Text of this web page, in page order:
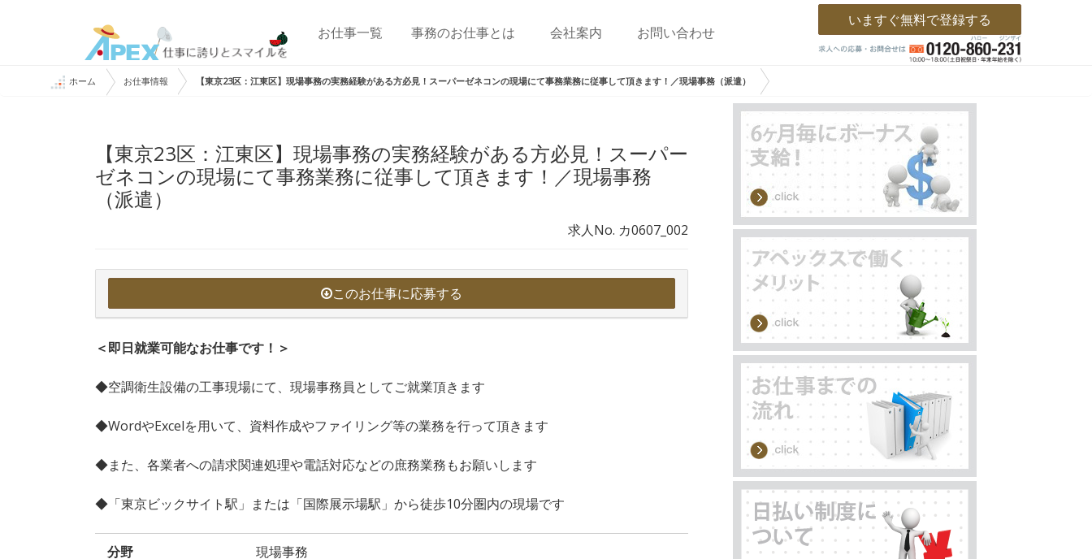
お仕事一覧 事務のお仕事とは 会社案内 お問い合わせ
いますぐ無料で登録する
ホーム お仕事情報 【東京23区：江東区】現場事務の実務経験がある方必見！スーパーゼネコンの現場にて事務業務に従事して頂きます！／現場事務（派遣）
【東京23区：江東区】現場事務の実務経験がある方必見！スーパー
ゼネコンの現場にて事務業務に従事して頂きます！／現場事務
（派遣）
求人No. カ0607_002
このお仕事に応募する
＜即日就業可能なお仕事です！＞
◆空調衛生設備の工事現場にて、現場事務員としてご就業頂きます
◆WordやExcelを用いて、資料作成やファイリング等の業務を行って頂きます
◆また、各業者への請求関連処理や電話対応などの庶務業務もお願いします
◆「東京ビックサイト駅」または「国際展示場駅」から徒歩10分圏内の現場です
分野 現場事務